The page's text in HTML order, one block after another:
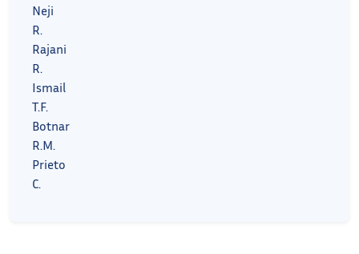
Neji
R.
Rajani
R.
Ismail
T.F.
Botnar
R.M.
Prieto
C.